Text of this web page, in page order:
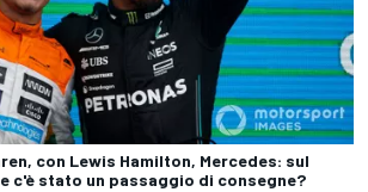
con Lewis Hamilton, Mercedes: sul
c'è stato un passaggio di consegne?